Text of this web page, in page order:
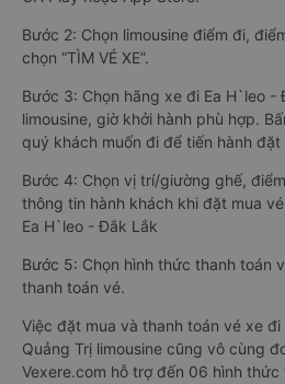
Bước 2: Chọn limousine điểm đi,
chọn “TÌM VÉ XE”.
Bước 3: Chọn hãng xe đi Ea H`leo -
limousine, giờ khởi hành phù hợp.
quý khách muốn đi để tiến hành đặt
Bước 4: Chọn vị trí/giường ghế,
thông tin hành khách khi đặt mua
Ea H`leo - Đắk Lắk
Bước 5: Chọn hình thức thanh toán
thanh toán vé.
Việc đặt mua và thanh toán vé xe
Quảng Trị limousine cũng vô cùng
Vexere.com hỗ trợ đến 06 hình thức